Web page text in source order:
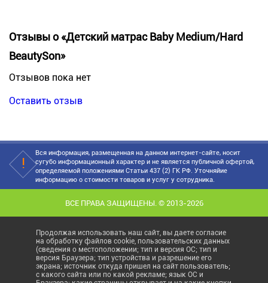
Отзывы о «Детский матрас Baby Medium/Hard
BeautySon»
Отзывов пока нет
Оставить отзыв
Вся информация, размещенная на данном интернет-сайте, носит
сугубо информационный характер и не является публичной офертой,
определяемой положениями Статьи 437 (2) ГК РФ. Уточняйие
информацию о стоимости товаров и услуг у сотрудника.
ВСЕ ПРАВА ЗАЩИЩЕНЫ. © 2013-2026
Продолжая использовать наш сайт, вы даете согласие
на обработку файлов cookie, пользовательских данных
(сведения о местоположении; тип и версия ОС; тип и
версия Браузера; тип устройства и разрешение его
экрана; источник откуда пришел на сайт пользователь;
с какого сайта или по какой рекламе; язык ОС и